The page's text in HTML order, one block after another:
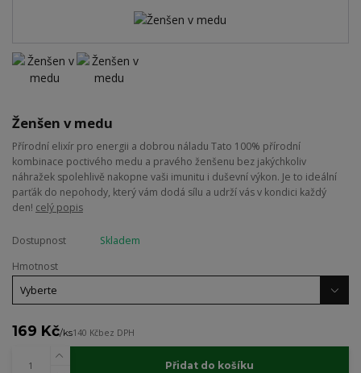
Ženšen v medu
Přírodní elixír pro energii a dobrou náladu Tato 100% přírodní
kombinace poctivého medu a pravého ženšenu bez jakýchkoliv
náhražek spolehlivě nakopne vaši imunitu i duševní výkon. Je to ideální
parťák do nepohody, který vám dodá sílu a udrží vás v kondici každý
den! celý popis
Dostupnost
Skladem
Hmotnost
169 Kč/ks140 Kčbez DPH
Přidat do košíku